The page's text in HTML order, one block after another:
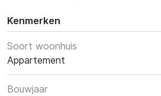
Kenmerken
Soort woonhuis
Appartement
Bouwjaar